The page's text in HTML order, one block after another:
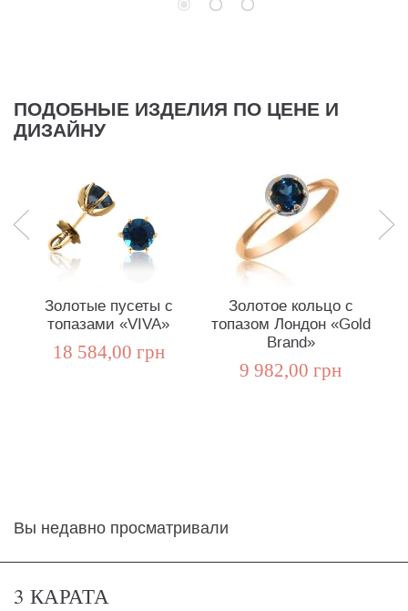
ПОДОБНЫЕ ИЗДЕЛИЯ ПО ЦЕНЕ И
ДИЗАЙНУ
Золотые пусеты с
топазами «VIVA»
18 584,00 грн
Золотое кольцо с
топазом Лондон «Gold
Brand»
9 982,00 грн
Вы недавно просматривали
3 КАРАТА